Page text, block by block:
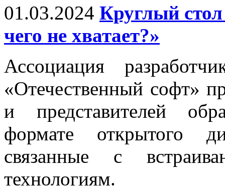
01.03.2024 Круглый стол
чего не хватает?»
Ассоциация
«Отечественный софт»
и представителей
формате открытого
связанные с
технологиям.